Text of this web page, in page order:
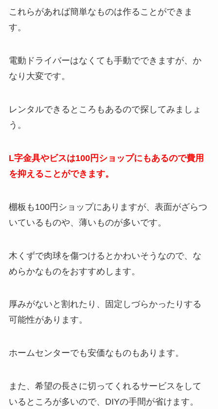
これらがあれば簡単なものは作ることができま
す。
電動ドライバーはなくても手動でできますが、か
なり大変です。
レンタルできるところもあるので探してみましょ
う。
L字金具やビスは100円ショップにもあるので費用
を抑えることができます。
棚板も100円ショップにありますが、表面がざらつ
いているものや、薄いものが多いです。
木くずで肉球を傷つけるとかわいそうなので、な
めらかなものをおすすめします。
厚みがないと割れたり、固定しづらかったりする
可能性があります。
ホームセンターでも安価なものもあります。
また、 希望の長さに切ってくれるサービスをして
いるところが多いので、DIYの手間が省けます。